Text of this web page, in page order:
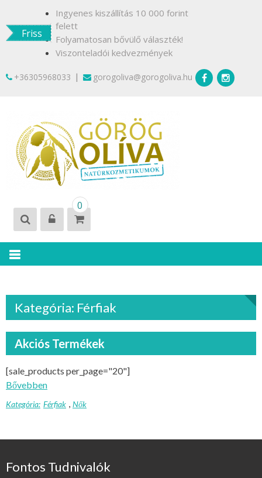
contentFriss
Ingyenes kiszállítás 10 000 forint
felett
Folyamatosan bővülő választék!
Viszonteladói kedvezmények
+36305968033 | gorogoliva@gorogoliva.hu
0
Kategória: Férfiak
Akciós Termékek
[sale_products per_page="20"]
Bővebben
Kategória: Férfiak , Nők
Fontos Tudnivalók